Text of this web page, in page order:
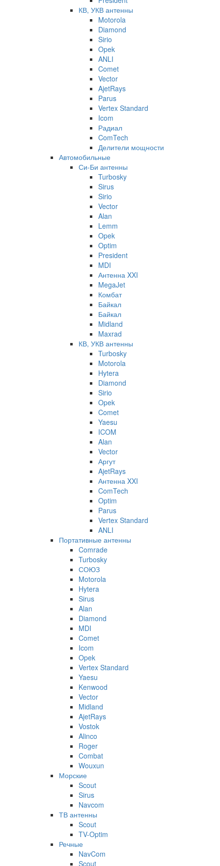
КВ, УКВ антенны
Motorola
Diamond
Sirio
Opek
ANLI
Comet
Vector
AjetRays
Parus
Vertex Standard
Icom
Радиал
ComTech
Делители мощности
Автомобильные
Си-Би антенны
Turbosky
Sirus
Sirio
Vector
Alan
Lemm
Opek
Optim
President
MDI
Антенна XXI
MegaJet
Комбат
Байкал
Байкал
Midland
Maxrad
КВ, УКВ антенны
Turbosky
Motorola
Hytera
Diamond
Sirio
Opek
Comet
Yaesu
ICOM
Alan
Vector
Аргут
AjetRays
Антенна XXI
ComTech
Optim
Parus
Vertex Standard
ANLI
Портативные антенны
Comrade
Turbosky
СОЮЗ
Motorola
Hytera
Sirus
Alan
Diamond
MDI
Comet
Icom
Opek
Vertex Standard
Yaesu
Kenwood
Vector
Midland
AjetRays
Vostok
Alinco
Roger
Combat
Wouxun
Морские
Scout
Sirus
Navcom
ТВ антенны
Scout
TV-Optim
Речные
NavCom
Scout